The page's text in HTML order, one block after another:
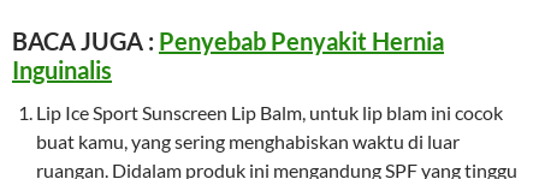
BACA JUGA : Penyebab Penyakit Hernia
Inguinalis
Lip Ice Sport Sunscreen Lip Balm, untuk lip blam ini cocok
buat kamu, yang sering menghabiskan waktu di luar
ruangan. Didalam produk ini mengandung SPF yang tinggu